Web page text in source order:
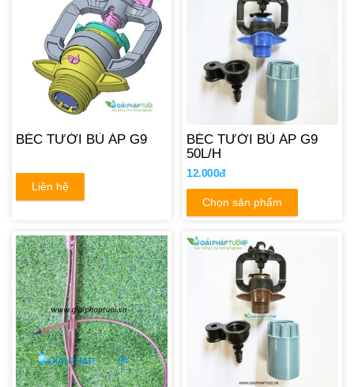
BÉC TƯỚI BÙ ÁP G9
Liên hệ
BÉC TƯỚI BÙ ÁP G9
50L/H
12.000đ
Chọn sản phẩm